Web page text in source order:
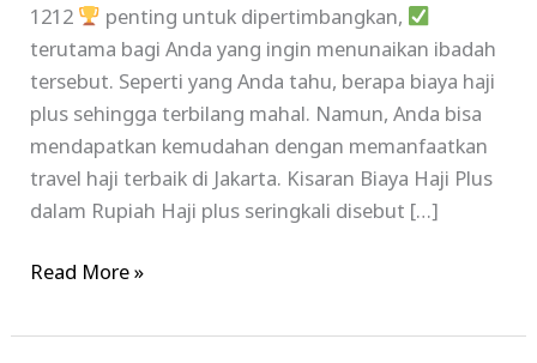
1212
penting untuk dipertimbangkan,
terutama bagi Anda yang ingin menunaikan ibadah
tersebut. Seperti yang Anda tahu, berapa biaya haji
plus sehingga terbilang mahal. Namun, Anda bisa
mendapatkan kemudahan dengan memanfaatkan
travel haji terbaik di Jakarta. Kisaran Biaya Haji Plus
dalam Rupiah Haji plus seringkali disebut […]
Read More »